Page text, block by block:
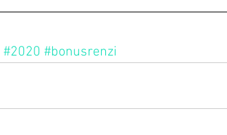
#2020 #bonusrenzi